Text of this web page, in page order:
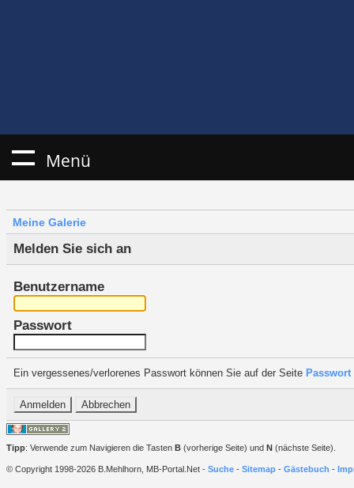
Menü
Meine Galerie
Melden Sie sich an
Benutzername
Passwort
Ein vergessenes/verlorenes Passwort können Sie auf der Seite
Tipp: Verwende zum Navigieren die Tasten B (vorherige Seite) und N (nächste Seite).
© Copyright 1998-2026 B.Mehlhorn, MB-Portal.Net - Suche - Sitemap - Gästebuch -